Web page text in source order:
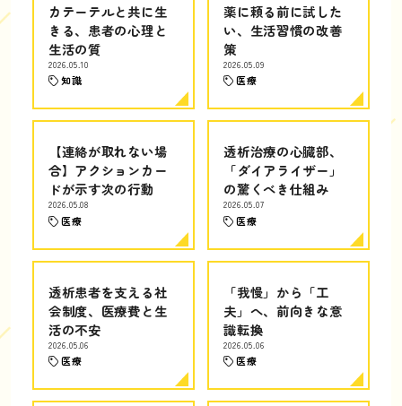
カテーテルと共に生
きる、患者の心理と
生活の質
2026.05.10
知識
薬に頼る前に試した
い、生活習慣の改善
策
2026.05.09
医療
【連絡が取れない場
合】アクションカー
ドが示す次の行動
2026.05.08
医療
透析治療の心臓部、
「ダイアライザー」
の驚くべき仕組み
2026.05.07
医療
透析患者を支える社
会制度、医療費と生
活の不安
2026.05.06
医療
「我慢」から「工
夫」へ、前向きな意
識転換
2026.05.06
医療